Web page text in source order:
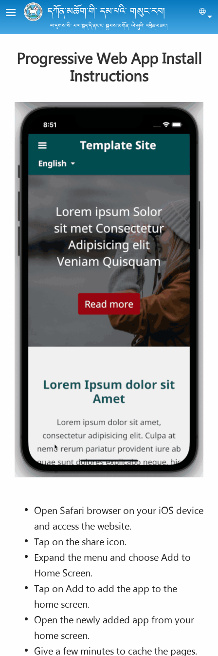
Skip to main contentདཀོན་མཆོག་གི་ དམ་པའི་ གསུང་རབ།
ལ་དྭགས་སི་ ཕལ་སྐད་དི་ནང་ང་ སྐྱབས་མགོན་ ཡེ་ཤུའི་ འཕྲིན་བཟང་།
Progressive Web App Install
Instructions
Open Safari browser on your iOS device
and access the website.
Tap on the share icon.
Expand the menu and choose Add to
Home Screen.
Tap on Add to add the app to the
home screen.
Open the newly added app from your
home screen.
Give a few minutes to cache the pages.